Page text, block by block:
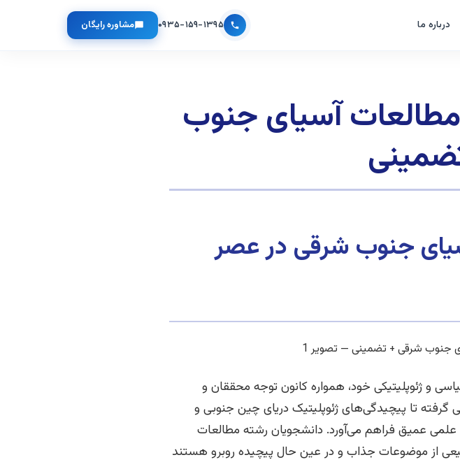
درباره ما ۰۹۳۵-۱۵۹-۱۳۹۵ مشاوره رایگان
مطالعات آسیای جنوب
جنوب شرقی در عصر
و ژئوپلیتیکی خود، همواره کانون توجه محققان و
تا پیچیدگی‌های ژئوپلیتیک دریای چین جنوبی و
عمیق فراهم می‌آورد. دانشجویان رشته مطالعات
از موضوعات جذاب و در عین حال پیچیده روبرو هستند